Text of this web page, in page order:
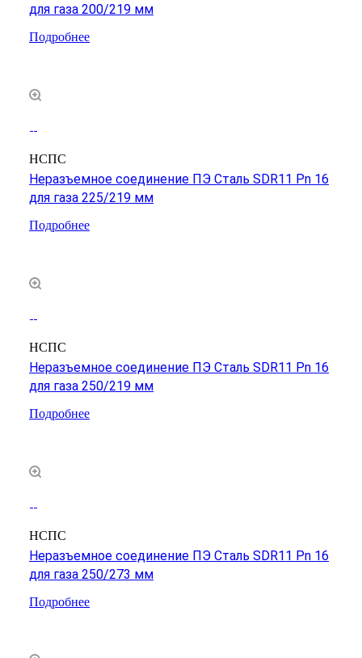
для газа 200/219 мм
Подробнее
НСПС
Неразъемное соединение ПЭ Сталь SDR11 Pn 16
для газа 225/219 мм
Подробнее
НСПС
Неразъемное соединение ПЭ Сталь SDR11 Pn 16
для газа 250/219 мм
Подробнее
НСПС
Неразъемное соединение ПЭ Сталь SDR11 Pn 16
для газа 250/273 мм
Подробнее